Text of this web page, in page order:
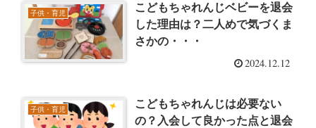
子供・育児
こどもちゃれんじベビーを退会
した理由は？二人めで気づくま
さかの・・・
2024.12.12
子供・育児
こどもちゃれんじは必要ない
の？入会して良かった点と退会